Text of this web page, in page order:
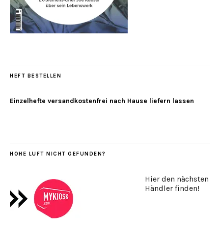
HEFT BESTELLEN
Einzelhefte versandkostenfrei nach Hause liefern lassen
HOHE LUFT NICHT GEFUNDEN?
Hier den nächsten
Händler finden!